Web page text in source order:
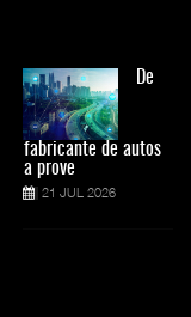
De
fabricante de autos
a prove
21 JUL 2026